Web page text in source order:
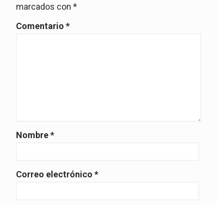
marcados con *
Comentario *
Nombre*
Correo electrónico *